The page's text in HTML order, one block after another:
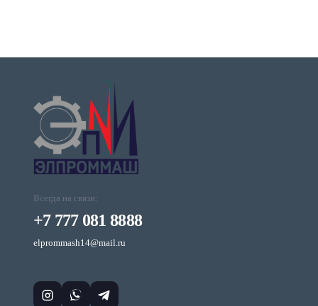
Всегда на связи:
+7 777 081 8888
elprommash14@mail.ru